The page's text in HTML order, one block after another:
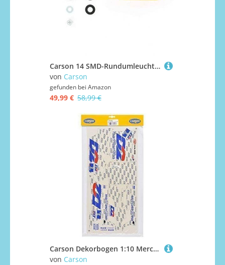
Carson 14 SMD-Rundumleuchte orange +/-5° (1), RC, Zubehör für Tamiya Trucks, Ersatzteile,Tuningteile, Modellbau, Made in Germany, 500907580, Einheitsgröße
von Carson
gefunden bei Amazon
49,99 € 58,99 €
Carson Dekorbogen 1:10 Mercedes Benz CLK D2 Mannesmann Aufkleber 69160
von Carson